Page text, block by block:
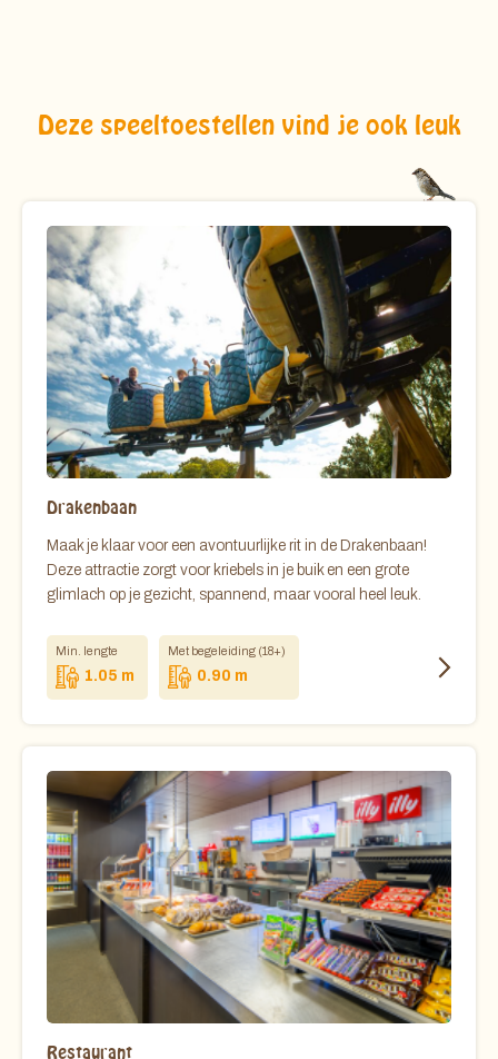
Deze speeltoestellen vind je ook leuk
Drakenbaan
Maak je klaar voor een avontuurlijke rit in de Drakenbaan!
Deze attractie zorgt voor kriebels in je buik en een grote
glimlach op je gezicht, spannend, maar vooral heel leuk.
Min. lengte
1.05 m
Met begeleiding (18+)
0.90 m
Restaurant